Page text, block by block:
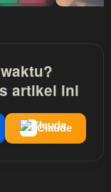
artikel ini
Claude